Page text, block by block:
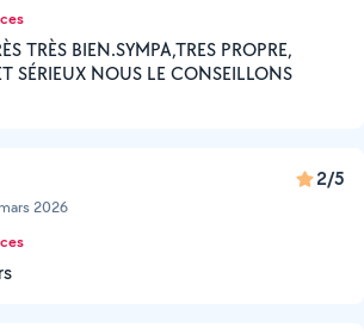
TRÈS BIEN.SYMPA,TRES PROPRE,
SÉRIEUX NOUS LE CONSEILLONS
2026
2/5